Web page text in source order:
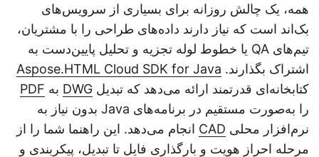
همه، یک چالش روزانه برای بسیاری از سرویس‌های
بک‌اند است که نیاز دارند داده‌های طراحی را با مشتریان،
تیم‌های QA یا خطوط لوله تجزیه و تحلیل پایین‌دست به
اشتراک بگذارند.Aspose.HTML Cloud SDK for Java
کتابخانه‌ای قدرتمند ارائه می‌دهد که تبدیل DWGبهPDF
را به‌صورت مستقیم در برنامه‌های Java بدون نیاز به
نرم‌افزار محلی CADانجام می‌دهد. این راهنما شما را از
مرحله احراز هویت و بارگذاری فایل تا تبدیل، پیکربندی و